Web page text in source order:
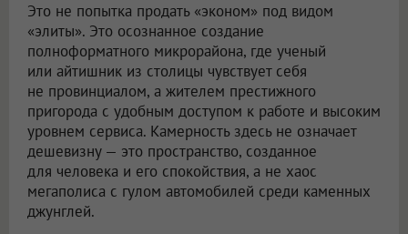
Это не попытка продать «эконом» под видом
«элиты». Это осознанное создание
полноформатного микрорайона, где ученый
или айтишник из столицы чувствует себя
не провинциалом, а жителем престижного
пригорода с удобным доступом к работе и высоким
уровнем сервиса. Камерность здесь не означает
дешевизну — это пространство, созданное
для человека и его спокойствия, а не хаос
мегаполиса с гулом автомобилей среди каменных
джунглей.